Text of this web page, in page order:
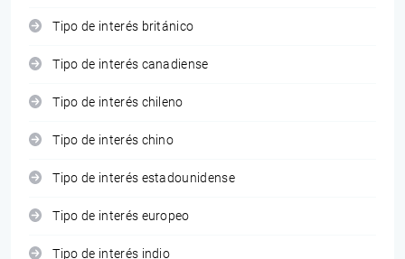
Tipo de interés británico
Tipo de interés canadiense
Tipo de interés chileno
Tipo de interés chino
Tipo de interés estadounidense
Tipo de interés europeo
Tipo de interés indio